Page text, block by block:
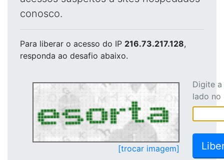
conosco.
Para liberar o acesso do IP 216.73.217.128,
responda ao desafio abaixo.
[trocar imagem]
Digite
lado no